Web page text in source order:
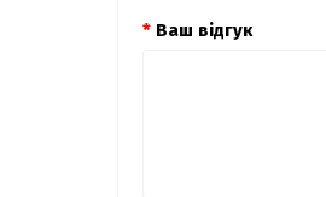
Ваш відгук